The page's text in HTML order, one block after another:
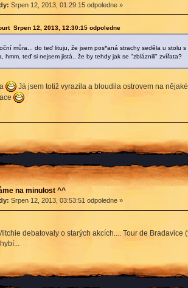
Srpen 12, 2013, 01:29:15 odpoledne »
Srpen 12, 2013, 12:30:15 odpoledne
můra... do teď lituju, že jsem pos*aná strachy seděla u stolu
hmm, teď si nejsem jistá.. že by tehdy jak se "zbláznili" zvířata?
Já jsem totiž vyrazila a bloudila ostrovem na
na minulost ^^
Srpen 12, 2013, 03:53:51 odpoledne »
debatovaly o starých akcích.... Tour de